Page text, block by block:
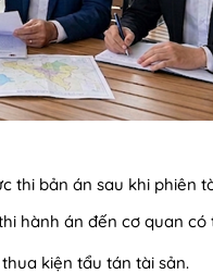
thi bản án sau khi phiên
hành án đến cơ quan
kiện tẩu tán tài sản.